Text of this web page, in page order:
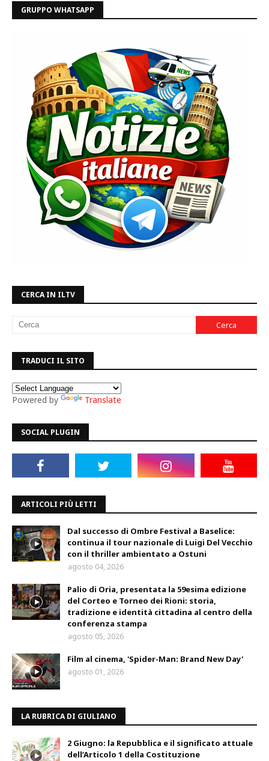
GRUPPO WHATSAPP
CERCA IN ILTV
TRADUCI IL SITO
Powered by Translate
SOCIAL PLUGIN
ARTICOLI PIÙ LETTI
Dal successo di Ombre Festival a Baselice:
continua il tour nazionale di Luigi Del Vecchio
con il thriller ambientato a Ostuni
agosto 04, 2026
Palio di Oria, presentata la 59esima edizione
del Corteo e Torneo dei Rioni: storia,
tradizione e identità cittadina al centro della
conferenza stampa
agosto 05, 2026
Film al cinema, 'Spider-Man: Brand New Day'
agosto 01, 2026
LA RUBRICA DI GIULIANO
2 Giugno: la Repubblica e il significato attuale
dell’Articolo 1 della Costituzione